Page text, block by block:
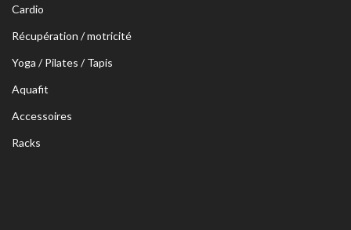
Cardio
Récupération / motricité
Yoga / Pilates / Tapis
Aquafit
Accessoires
Racks